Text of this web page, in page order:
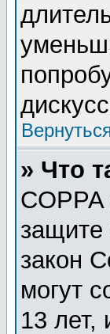
» Что
защите
закон
могут
13 лет,